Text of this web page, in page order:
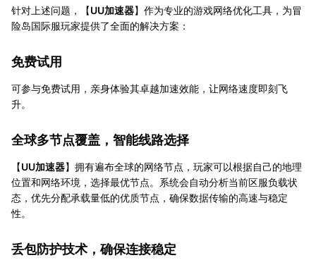
针对上述问题，【UU加速器】作为专业的游戏网络优化工具，为冒
险岛国际服玩家提供了全面的解决方案：
免费试用
可参与免费试用，亲身体验其卓越加速效能，让网络速度即刻飞
升。
全球多节点覆盖，智能线路选择
【UU加速器】拥有遍布全球的网络节点，玩家可以根据自己的地理
位置和网络环境，选择最优节点。系统会自动分析当前区服负载状
态，优先分配承载量低的优质节点，确保数据传输的高速与稳定
性。
丢包防护技术，确保连接稳定